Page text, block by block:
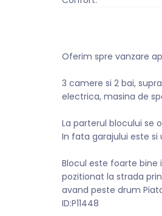
Oferim spre vanzare
3 camere si 2 bai,
electrica, masina de
La parterul blocului se
In fata garajului este
Blocul este foarte bine
pozitionat la strada
avand peste drum
ID:P11448